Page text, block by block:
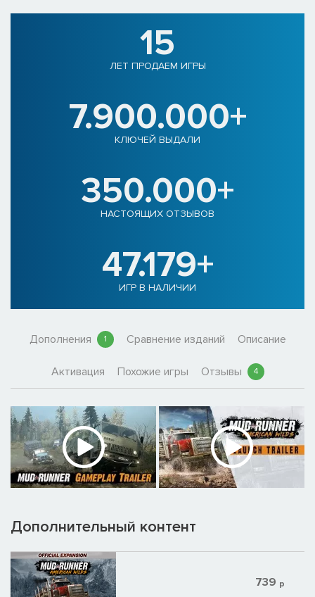
15
ЛЕТ ПРОДАЕМ ИГРЫ
7.900.000+
КЛЮЧЕЙ ВЫДАЛИ
350.000+
НАСТОЯЩИХ ОТЗЫВОВ
47.179+
ИГР В НАЛИЧИИ
Дополнения 1 Сравнение изданий Описание
Активация Похожие игры Отзывы 4
Дополнительный контент
739 р